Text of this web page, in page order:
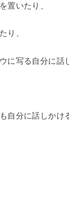
置いたり、
り、
に写る自分に
自分に話しかけ